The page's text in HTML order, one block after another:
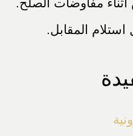
مفاوضات الصلح.
المقابل.